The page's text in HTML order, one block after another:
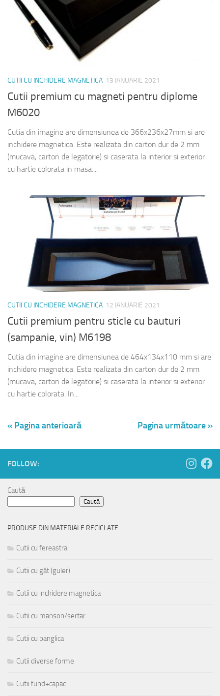
CUTII CU INCHIDERE MAGNETICA 13 IANUARIE 2021
Cutii premium cu magneti pentru diplome
M6020
Cutia din imagine are dimensiunea de 366x236x27mm si are
inchidere magnetica. Este realizata din carton dur de 2 mm
(mucava, carton de legatorie) si caserata la interior si exterior
cu hartie colorata in masa....
CUTII CU INCHIDERE MAGNETICA 12 IANUARIE 2021
Cutii premium pentru sticle cu bauturi
(sampanie, vin) M6198
Cutia din imagine are dimensiunea de 464x134x110 mm si are
inchidere magnetica. Este realizata din carton dur de 2 mm
(mucava, carton de legatorie) si caserata la interior si exterior
cu hartie colorata. In...
« Pagina anterioară Pagina următoare »
FOLLOW:
Caută
Caută
PRODUSE DIN MATERIALE RECICLATE
Cutii cu fereastra
Cutii cu gât (guler)
Cutii cu inchidere magnetica
Cutii cu manson/sertar
Cutii cu panglica
Cutii diverse forme
Cutii fund+capac